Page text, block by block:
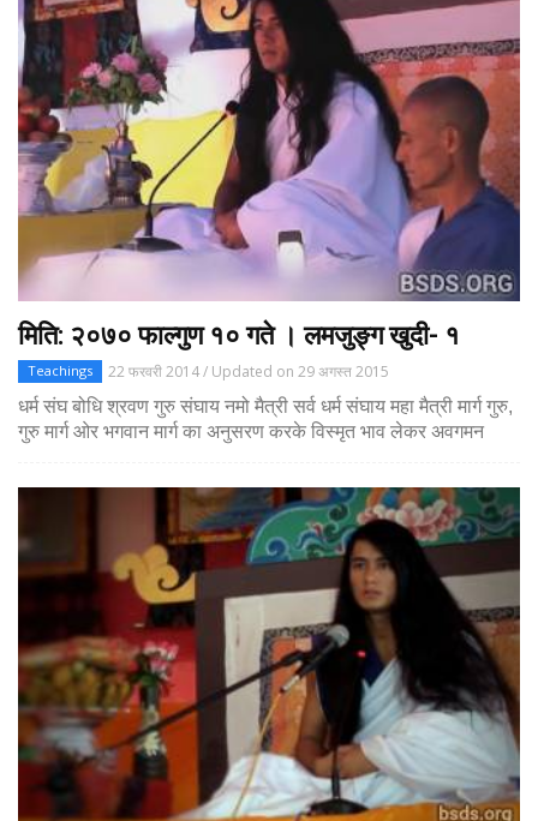
मिति: २०७० फाल्गुण १० गते । लमजुङ्ग खुदी- १
Teachings
22 फरवरी 2014 / Updated on 29 अगस्त 2015
धर्म संघ बोधि श्रवण गुरु संघाय नमो मैत्री सर्व धर्म संघाय महा मैत्री मार्ग गुरु,
गुरु मार्ग ओर भगवान मार्ग का अनुसरण करके विस्मृत भाव लेकर अवगमन